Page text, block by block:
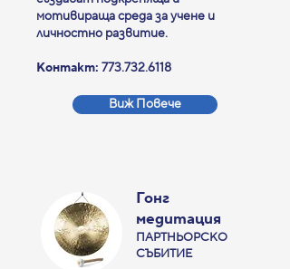
мотивираща среда за учене и
личностно развитие.
Контакт: 773.732.6118
Виж Повече
Гонг
медитация
ПАРТНЬОРСКО
СЪБИТИЕ